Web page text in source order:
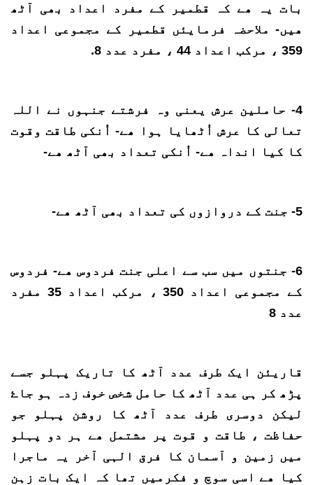
بات یہ ھے کہ قطمیر کے مفرد اعداد بھی آٹھ
ھیں- ملاحضہ فرمایئں قطمیر کے مجموعی اعداد
359 ، مرکب اعداد 44 ، مفرد عدد 8.
4- حاملین عرش یعنی وہ فرشتے جنہوں نے اللہ
تعالی کا عرش اُٹھایا ہوا ھے- اُنکی طاقت وقوت
کا کیا انداہ ھے- اُنکی تعداد بھی آٹھ ھے-
5- جنت کے دروازوں کی تعداد بھی آٹھ ھے-
6- جنتوں میں سب سے اعلی جنت فردوس ھے- فردوس
کے مجموعی اعداد 350 ، مرکب اعداد 35 مفرد
عدد 8
قاریئن ایک طرف عدد آٹھ کا تاریک پہلو جسے
پڑھ کر ہی عدد آٹھ کا حامل شخص خوف زدہ ہو جاۓ
لیکن دوسری طرف عدد آٹھ کا روشن پہلو جو
حفاظت ، طاقت و قوت پر مشتمل ھے ہر دو پہلو
میں زمین و آسمان کا فرق الہی آخر یہ ماجرا
کیا ھے اسی سوچ و فکرمیں تھا کہ ایک بات زہن